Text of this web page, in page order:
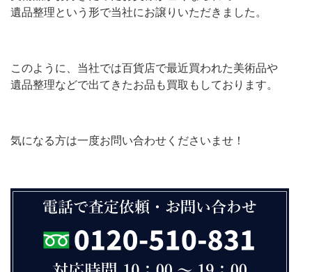
遺品整理という形で当社にお譲りいただきました。
このように、当社では百貨店で最近買われた美術品や
遺品整理などで出てきたお品も買取もしております。
気になる方は一度お問い合わせくださいませ！